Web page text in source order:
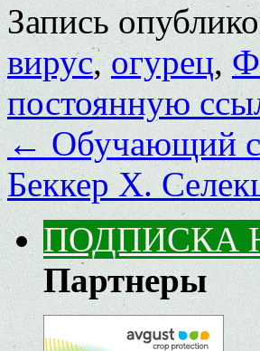
Запись
вирус,огурец,
постоянную
←Обучающий
Беккер Х.
ПОДПИСКА
Партнеры